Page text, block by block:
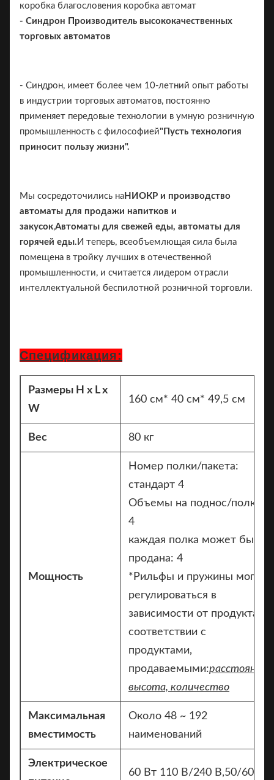
коробка благословения коробка автомат
- Синдрон Производитель высококачественных
торговых автоматов
- Синдрон, имеет более чем 10-летний опыт работы
в индустрии торговых автоматов, постоянно
применяет передовые технологии в умную розничную
промышленность с философией"Пусть технология
приносит пользу жизни".
Мы сосредоточились на НИОКР и производство
автоматы для продажи напитков и
закусок,Автоматы для свежей еды, автоматы для
горячей еды. И теперь, всеобъемлющая сила была
помещена в тройку лучших в отечественной
промышленности, и считается лидером отрасли
интеллектуальной беспилотной розничной торговли.
Спецификация:
Размеры H x L x
W
160 см* 40 см* 49,5 см
Вес 80 кг
Мощность
Номер полки/пакета:
стандарт 4
Объемы на поднос/полку:
4
каждая полка может быть
продана: 4
*Рильфы и пружины могут
регулироваться в
зависимости от продукта в
соответствии с
продуктами,
продаваемыми:расстояние,
высота, количество
Максимальная
вместимость
Около 48 ~ 192
наименований
Электрическое
60 Вт 110 В/240 В,50/60 Гц